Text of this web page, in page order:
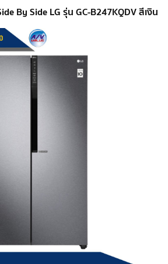
By Side LG รุ่น GC-B247KQDV สีเงิน